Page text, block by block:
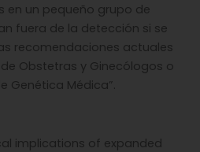
en un pequeño grupo de
fuera de la detección si se
recomendaciones actuales
Obstetras y Ginecólogos o
Genética Médica”.
implications of expanded